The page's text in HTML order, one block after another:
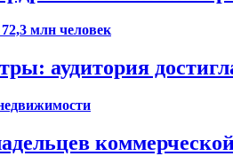
аудитория